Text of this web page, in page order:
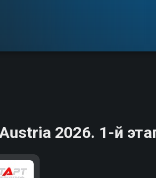
2026. 1-й